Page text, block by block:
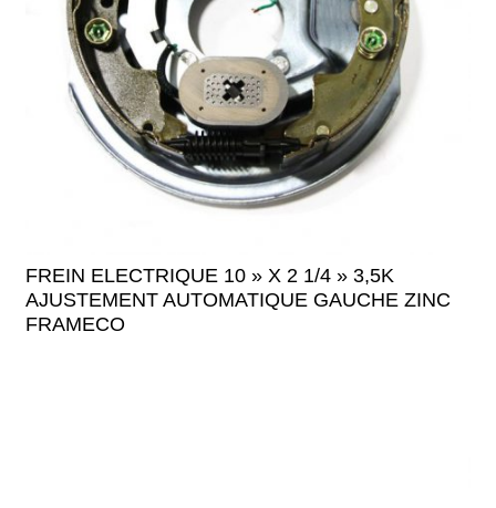
FREIN ELECTRIQUE 10 » X 2 1/4 » 3,5K
AJUSTEMENT AUTOMATIQUE GAUCHE ZINC
FRAMECO